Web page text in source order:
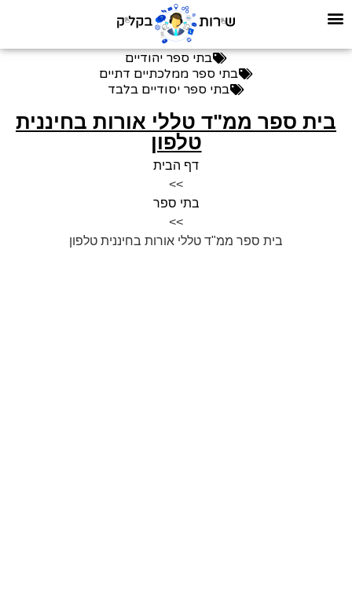
בתי ספר יהודיים
בתי ספר ממלכתיים דתיים
בתי ספר יסודיים בלבד
בית ספר ממ"ד טללי אורות בחיננית
טלפון
דף הבית
>>
בתי ספר
>>
בית ספר ממ"ד טללי אורות בחיננית טלפון